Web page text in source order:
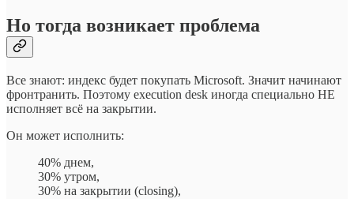
Но тогда возникает проблема
Все знают: индекс будет покупать Microsoft. Значит начинают
фронтранить. Поэтому execution desk иногда специально НЕ
исполняет всё на закрытии.
Он может исполнить:
40% днем,
30% утром,
30% на закрытии (closing),